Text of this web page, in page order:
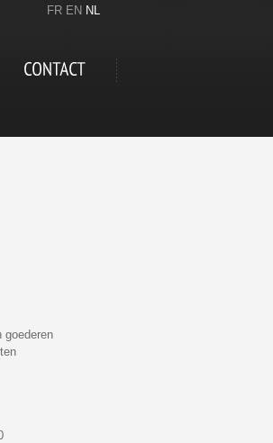
FR EN NL
goederen